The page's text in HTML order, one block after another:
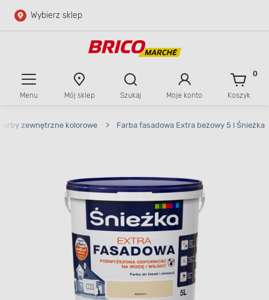
Przejdź do głównej zawartości
Wybierz sklep
Menu Mój sklep Szukaj Moje konto Koszyk
0
zewnętrzne kolorowe > Farba fasadowa Extra beżowy 5 l Śnieżka